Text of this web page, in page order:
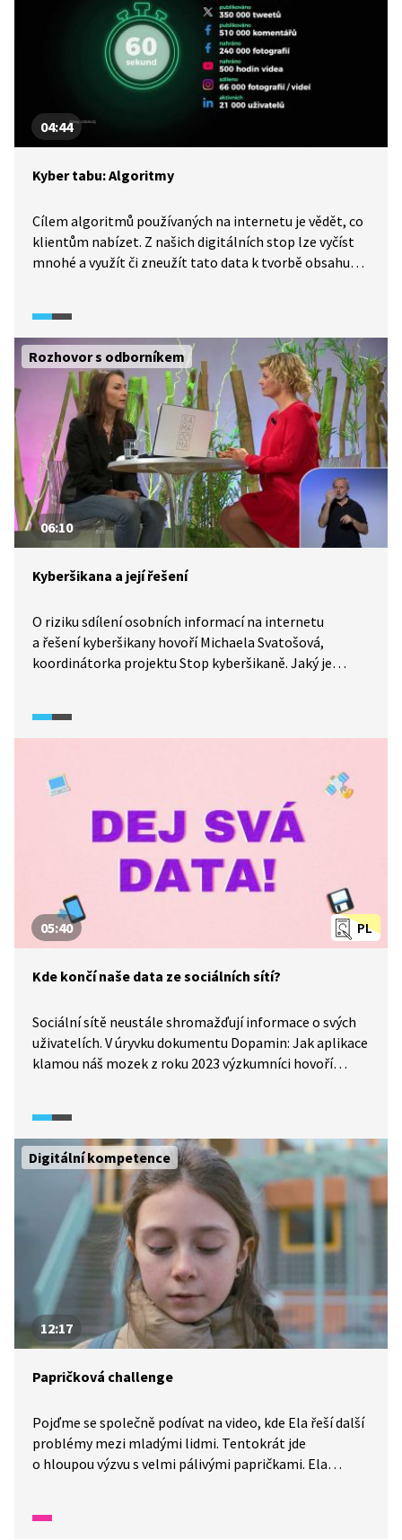
04:44
Kyber tabu: Algoritmy
Cílem algoritmů používaných na internetu je vědět, co
klientům nabízet. Z našich digitálních stop lze vyčíst
mnohé a využít či zneužít tato data k tvorbě obsahu
Rozhovor s odborníkem
06:10
Kyberšikana a její řešení
O riziku sdílení osobních informací na internetu
a řešení kyberšikany hovoří Michaela Svatošová,
koordinátorka projektu Stop kyberšikaně. Jaký je
hrají sociální sítě? Proč není dobré se spoléhat
do znakového jazyka.
PL
05:40
Kde končí naše data ze sociálních sítí?
Sociální sítě neustále shromažďují informace o svých
uživatelích. V úryvku dokumentu Dopamin: Jak aplikace
klamou náš mozek z roku 2023 výzkumníci hovoří
společností. K dispozici je mají pouze výzkumné
laboratoře přímo od konkrétních sociálních sítí, které
často provádějí výzkumy bez vědomí uživatelů. Existují
proto neziskové organizace, jako je například
Algorithmwatch, které fungují na dobrovolném
dárcovství dat. Tato organizace zjistila, že příspěvky
s odhalenou kůží mají větší šanci se zobrazit
uživatelům v newsfeedu. I tato organizace ale musela
svůj projekt zastavit kvůli právním krokům ze strany
Facebooku.
Digitální kompetence
12:17
Papričková challenge
Pojďme se společně podívat na video, kde Ela řeší další
problémy mezi mladými lidmi. Tentokrát jde
o hloupou výzvu s velmi pálivými papričkami. Ela
den měla na obličeji červenou vyrážku a nebylo jí dobře.